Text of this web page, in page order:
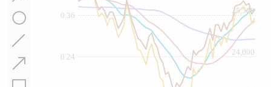
0.24
0.36
24,000
25,500